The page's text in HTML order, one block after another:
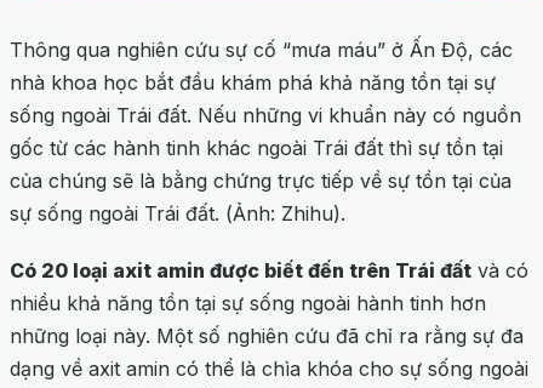
Thông qua nghiên cứu sự cố “mưa máu” ở Ấn Độ, các
nhà khoa học bắt đầu khám phá khả năng tồn tại sự
sống ngoài Trái đất. Nếu những vi khuẩn này có nguồn
gốc từ các hành tinh khác ngoài Trái đất thì sự tồn tại
của chúng sẽ là bằng chứng trực tiếp về sự tồn tại của
sự sống ngoài Trái đất. (Ảnh: Zhihu).
Có 20 loại axit amin được biết đến trên Trái đất và có
nhiều khả năng tồn tại sự sống ngoài hành tinh hơn
những loại này. Một số nghiên cứu đã chỉ ra rằng sự đa
dạng về axit amin có thể là chìa khóa cho sự sống ngoài